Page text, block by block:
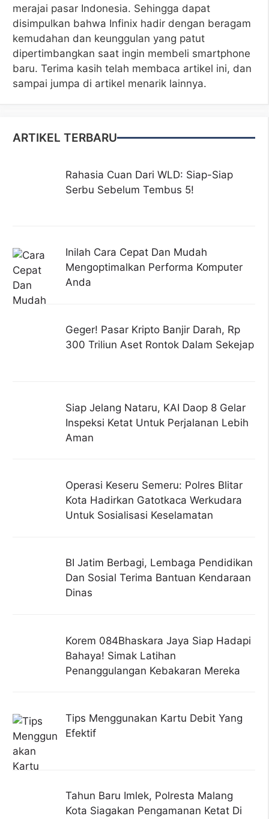
merajai pasar Indonesia. Sehingga dapat
disimpulkan bahwa Infinix hadir dengan beragam
kemudahan dan keunggulan yang patut
dipertimbangkan saat ingin membeli smartphone
baru. Terima kasih telah membaca artikel ini, dan
sampai jumpa di artikel menarik lainnya.
ARTIKEL TERBARU
Rahasia Cuan Dari WLD: Siap-Siap
Serbu Sebelum Tembus 5!
Inilah Cara Cepat Dan Mudah
Mengoptimalkan Performa Komputer
Anda
Geger! Pasar Kripto Banjir Darah, Rp
300 Triliun Aset Rontok Dalam Sekejap
Siap Jelang Nataru, KAI Daop 8 Gelar
Inspeksi Ketat Untuk Perjalanan Lebih
Aman
Operasi Keseru Semeru: Polres Blitar
Kota Hadirkan Gatotkaca Werkudara
Untuk Sosialisasi Keselamatan
BI Jatim Berbagi, Lembaga Pendidikan
Dan Sosial Terima Bantuan Kendaraan
Dinas
Korem 084Bhaskara Jaya Siap Hadapi
Bahaya! Simak Latihan
Penanggulangan Kebakaran Mereka
Tips Menggunakan Kartu Debit Yang
Efektif
Tahun Baru Imlek, Polresta Malang
Kota Siagakan Pengamanan Ketat Di